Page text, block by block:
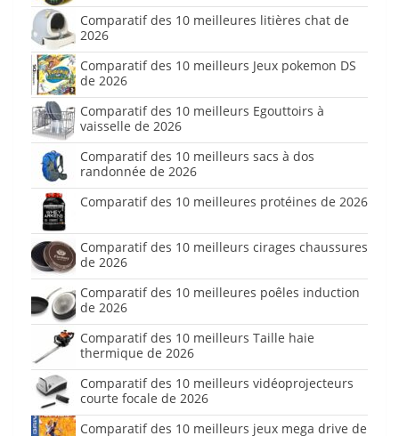
Comparatif des 10 meilleures litières chat de
2026
Comparatif des 10 meilleurs Jeux pokemon DS
de 2026
Comparatif des 10 meilleurs Egouttoirs à
vaisselle de 2026
Comparatif des 10 meilleurs sacs à dos
randonnée de 2026
Comparatif des 10 meilleures protéines de 2026
Comparatif des 10 meilleurs cirages chaussures
de 2026
Comparatif des 10 meilleures poêles induction
de 2026
Comparatif des 10 meilleurs Taille haie
thermique de 2026
Comparatif des 10 meilleurs vidéoprojecteurs
courte focale de 2026
Comparatif des 10 meilleurs jeux mega drive de